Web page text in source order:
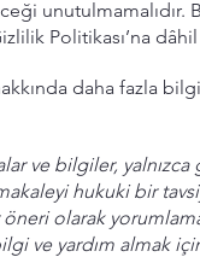
Politikası’na
daha fazla
ve bilgiler,
hukuki bir
olarak
ve yardım almak